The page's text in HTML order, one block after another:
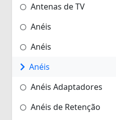
Antenas de TV
Anéis
Anéis
Anéis
Anéis Adaptadores
Anéis de Retenção